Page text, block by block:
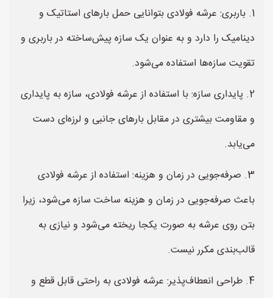
1. باربری: عرشه فولادی بتوانایی حمل بارهای استاتیک و
دینامیک را دارد و به عنوان یک سازه پیش‌ساخته در باربری و
تقویت سازه‌ها استفاده می‌شود.
2. پایداری سازه: با استفاده از عرشه فولادی، سازه به پایداری
و مقاومت بیشتری در مقابل بارهای جانبی و لرزه‌ای دست
می‌یابد.
3. صرفه‌جویی در زمان و هزینه: استفاده از عرشه فولادی
باعث صرفه‌جویی در زمان و هزینه ساخت سازه می‌شود، زیرا
بتن روی عرشه به صورت یکجا ریخته می‌شود و نیازی به
قالب‌بندی مکرر نیست.
4. طراحی انعطاف‌پذیر: عرشه فولادی به راحتی قابل قطع و